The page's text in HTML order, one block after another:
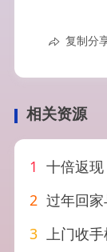
复制分
相关资源
1 十倍返现
2 过年回家
3 上门收手机